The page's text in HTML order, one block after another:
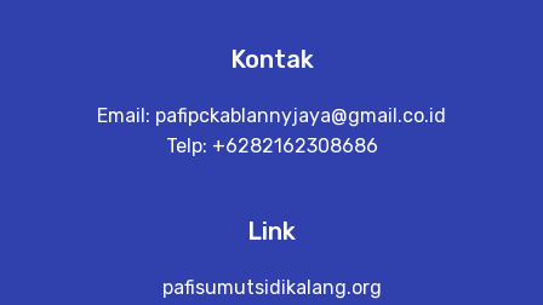
Kontak
Email: pafipckablannyjaya@gmail.co.id
Telp: +6282162308686
Link
pafisumutsidikalang.org